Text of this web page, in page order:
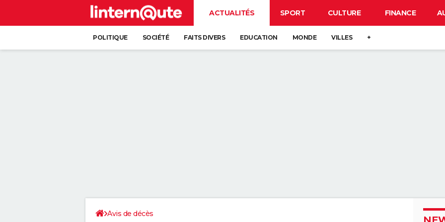
ACTUALITÉS SPORT CULTURE FINANCE
POLITIQUE SOCIÉTÉ FAITS DIVERS EDUCATION MONDE VILLES +
Avis de décès